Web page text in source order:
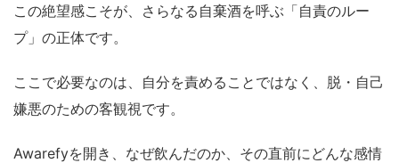
この絶望感こそが、さらなる自棄酒を呼ぶ「自責のルー
プ」の正体です。
ここで必要なのは、自分を責めることではなく、脱・自己
嫌悪のための客観視です。
Awarefyを開き、なぜ飲んだのか、その直前にどんな感情